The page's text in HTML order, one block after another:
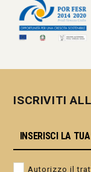
ISCRIVITI
Autorizzo il